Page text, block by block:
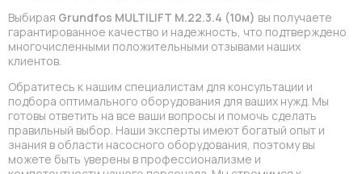
Выбирая Grundfos MULTILIFT M.22.3.4 (10м) вы получаете
гарантированное качество и надежность, что подтверждено
многочисленными положительными отзывами наших
клиентов.
Обратитесь к нашим специалистам для консультации и
подбора оптимального оборудования для ваших нужд. Мы
готовы ответить на все ваши вопросы и помочь сделать
правильный выбор. Наши эксперты имеют богатый опыт и
знания в области насосного оборудования, поэтому вы
можете быть уверены в профессионализме и